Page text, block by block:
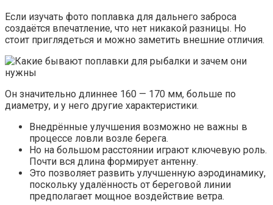
Если изучать фото поплавка для дальнего заброса
создаётся впечатление, что нет никакой разницы. Но
стоит приглядеться и можно заметить внешние отличия.
Он значительно длиннее 160 — 170 мм, больше по
диаметру, и у него другие характеристики.
Внедрённые улучшения возможно не важны в
процессе ловли возле берега.
Но на большом расстоянии играют ключевую роль.
Почти вся длина формирует антенну.
Это позволяет развить улучшенную аэродинамику,
поскольку удалённость от береговой линии
предполагает мощное воздействие ветра.